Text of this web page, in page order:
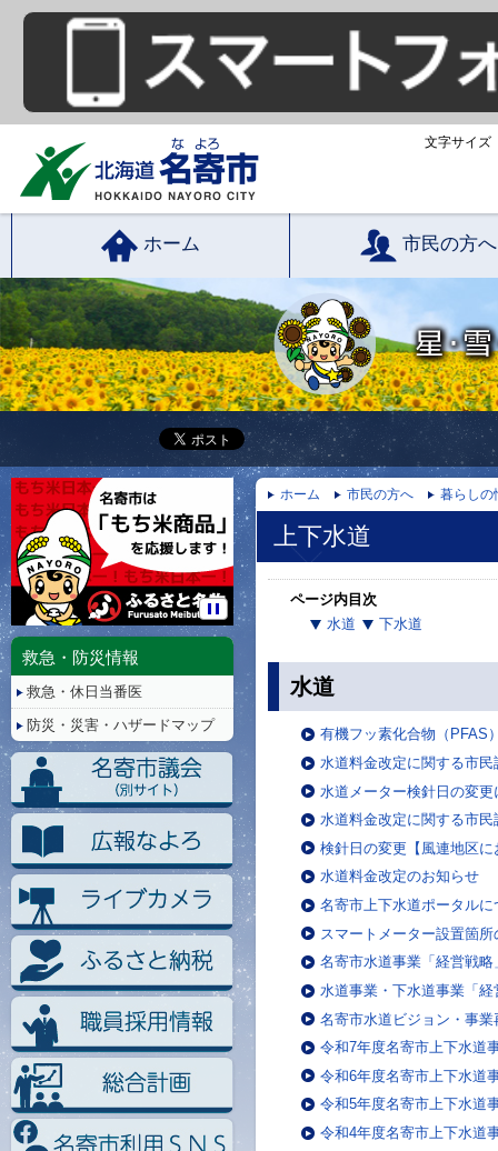
文字サイズ
ホーム 市民の方へ
ホーム 市民の方へ 暮らしの
上下水道
ページ内目次
水道
下水道
水道
有機フッ素化合物（PFAS
水道料金改定に関する市民
水道メーター検針日の変
水道料金改定に関する市
検針日の変更【風連地区
水道料金改定のお知らせ
名寄市上下水道ポータルに
スマートメーター設置箇
名寄市水道事業「経営戦
水道事業・下水道事業「
名寄市水道ビジョン・事業
令和7年度名寄市上下水道
令和6年度名寄市上下水道
令和5年度名寄市上下水道
令和4年度名寄市上下水道
停
救急・防災情報
救急・休日当番医
防災・災害・ハザードマップ